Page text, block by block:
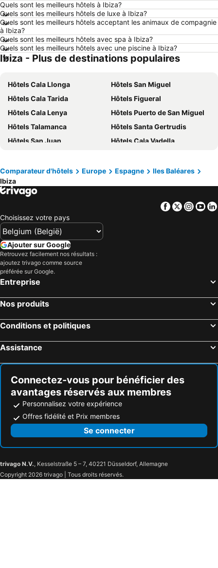
Hôtels Boulogne-sur-Mer
Hôtels Le Coq
Hôtels Le Touquet-Paris-Plage
Hôtels Dunkerque
Hôtels Málaga
Hôtels France
Hôtels Luxembourg
Hôtels Ténérife
Hôtels Majorque
Hôtels Ibiza
Quels sont les meilleurs hôtels à Ibiza?
Quels sont les meilleurs hôtels de luxe à Ibiza?
Quels sont les meilleurs hôtels acceptant les animaux de compagnie
à Ibiza?
Quels sont les meilleurs hôtels avec spa à Ibiza?
Quels sont les meilleurs hôtels avec une piscine à Ibiza?
Ibiza - Plus de destinations populaires
Hôtels Cala Llonga
Hôtels San Miguel
Hôtels Cala Tarida
Hôtels Figueral
Hôtels Cala Lenya
Hôtels Puerto de San Miguel
Hôtels Talamanca
Hôtels Santa Gertrudis
Hôtels San Juan
Hôtels Cala Vadella
Hôtels Cala Carbó
Hôtels Es Calo
Hôtels Puig d'en Valls
Comparateur d'hôtels Europe Espagne
Iles Baléares
Ibiza
Facebook
Twitter
Choisissez votre pays
Ajouter sur Google
Retrouvez facilement nos résultats :
ajoutez trivago comme source
préférée sur Google.
Entreprise
Nos produits
Conditions et politiques
Assistance
Connectez-vous pour bénéficier des
avantages réservés aux membres
Personnalisez votre expérience
Offres fidélité et Prix membres
Se connecter
trivago N.V., Kesselstraße 5 – 7, 40221 Düsseldorf, Allemagne
Copyright 2026 trivago | Tous droits réservés.